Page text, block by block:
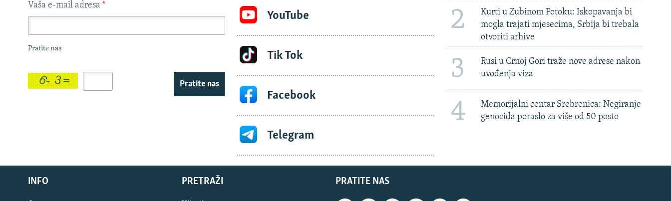
Vaša e-mail adresa *
Pratite nas
Pratite nas
YouTube
Tik Tok
Facebook
Telegram
2
Kurti u Zubinom Potoku: Iskopavanja bi
mogla trajati mjesecima, Srbija bi trebala
otvoriti arhive
3
Rusi u Crnoj Gori traže nove adrese nakon
uvođenja viza
4
Memorijalni centar Srebrenica: Negiranje
genocida poraslo za više od 50 posto
PRATITE NAS
INFO PRETRAŽI